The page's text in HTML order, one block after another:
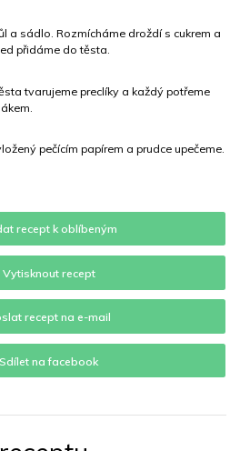
Vláknina 5160 mg
Vitamín C
0 mg Železo1.3 mg
a sádlo. Rozmícháme droždí s cukrem a
přidáme do těsta.
tvarujeme preclíky a každý potřeme
pečícím papírem a prudce upečeme.
recept k oblíbeným
Vytisknout recept
recept na e-mail
Sdílet na facebook